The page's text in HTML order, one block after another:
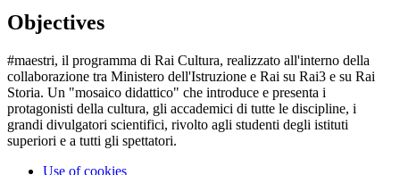
Objectives
#maestri, il programma di Rai Cultura, realizzato all'interno della
collaborazione tra Ministero dell'Istruzione e Rai su Rai3 e su Rai
Storia. Un "mosaico didattico" che introduce e presenta i
protagonisti della cultura, gli accademici di tutte le discipline, i
grandi divulgatori scientifici, rivolto agli studenti degli istituti
superiori e a tutti gli spettatori.
Use of cookies